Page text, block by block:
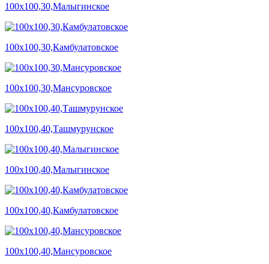
100х100,30,Малыгинское
100х100,30,Камбулатовское
100х100,30,Мансуровское
100х100,40,Ташмурунское
100х100,40,Малыгинское
100х100,40,Камбулатовское
100х100,40,Мансуровское